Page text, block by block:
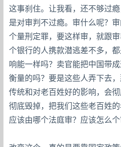
这事刹住。让我看，还不够过
是对审判不过瘾。审什么呢？
个量刑定罪，要这样审，就跟
个银行的人携款潜逃差不多，
响能一样吗？卖官能把中国带
衡量的吗？要是这些人弄下去
传统和对老百姓好的影响，会
彻底毁掉，把我们这些老百姓
应该由哪个法庭审？应该怎么个